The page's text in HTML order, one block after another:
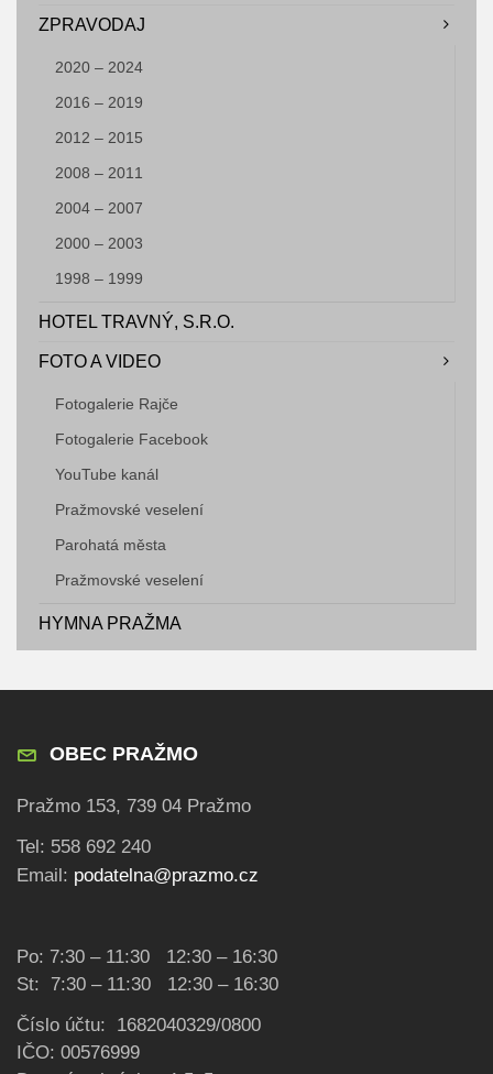
ZPRAVODAJ
2020 – 2024
2016 – 2019
2012 – 2015
2008 – 2011
2004 – 2007
2000 – 2003
1998 – 1999
HOTEL TRAVNÝ, S.R.O.
FOTO A VIDEO
Fotogalerie Rajče
Fotogalerie Facebook
YouTube kanál
Pražmovské veselení
Parohatá města
Pražmovské veselení
HYMNA PRAŽMA
OBEC PRAŽMO
Pražmo 153, 739 04 Pražmo
Tel: 558 692 240
Email: podatelna@prazmo.cz
Po: 7:30 – 11:30 12:30 – 16:30
St: 7:30 – 11:30 12:30 – 16:30
Číslo účtu: 1682040329/0800
IČO: 00576999